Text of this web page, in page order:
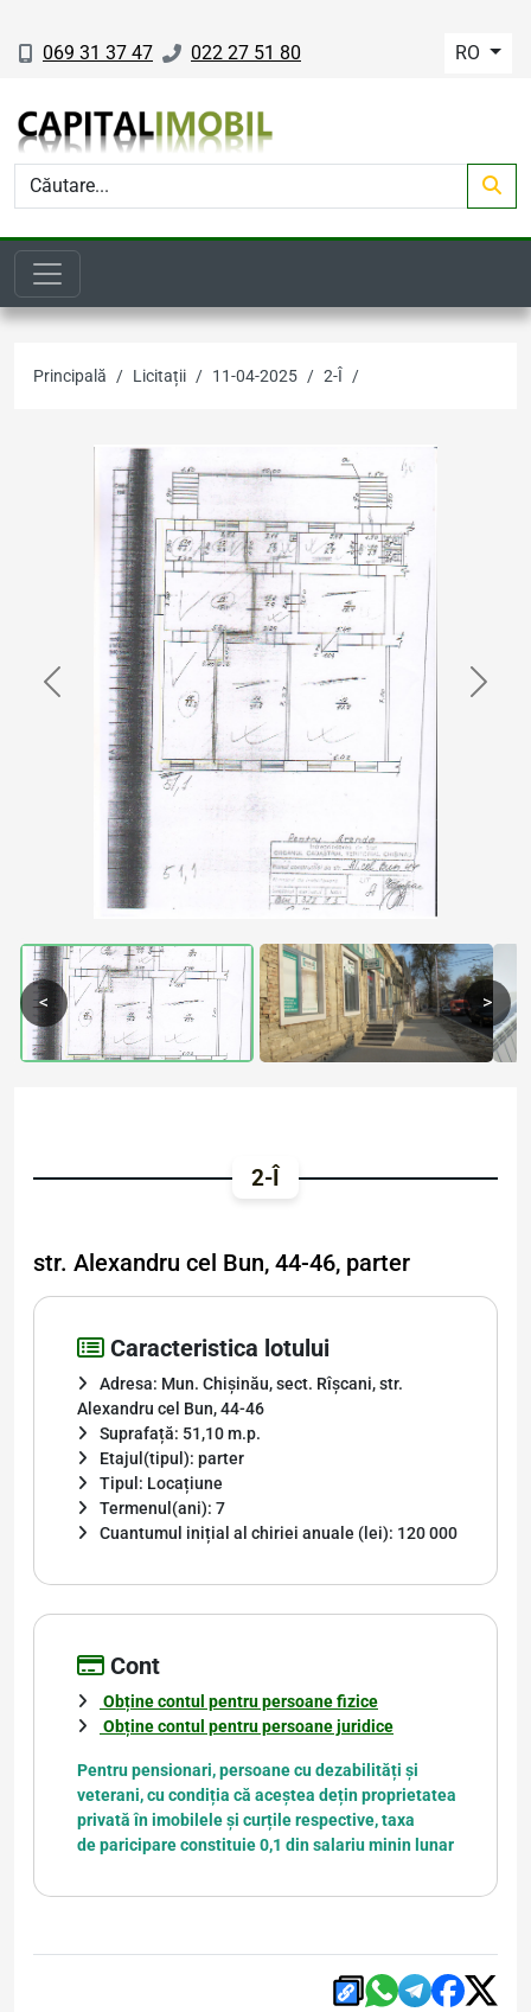
069 31 37 47 022 27 51 80 RO
Principală Licitații 11-04-2025 2-Î
Previous Next
< >
2-Î
str. Alexandru cel Bun, 44-46, parter
Caracteristica lotului
Adresa: Mun. Chișinău, sect. Rîșcani, str.
Alexandru cel Bun, 44-46
Suprafață: 51,10 m.p.
Etajul(tipul): parter
Tipul: Locațiune
Termenul(ani): 7
Cuantumul inițial al chiriei anuale (lei): 120 000
Cont
Obține contul pentru persoane fizice
Obține contul pentru persoane juridice
Pentru pensionari, persoane cu dezabilități și
veterani, cu condiția că aceștea dețin proprietatea
privată în imobilele și curțile respective, taxa
de paricipare constituie 0,1 din salariu minin lunar